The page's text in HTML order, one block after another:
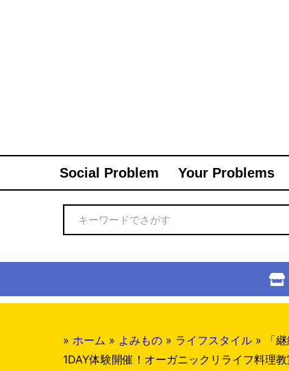
Social Problem Your Problems
» ホーム » よみもの » ライフスタイル »
「​
1DAY体験開催！オーガニックリライフ料理教